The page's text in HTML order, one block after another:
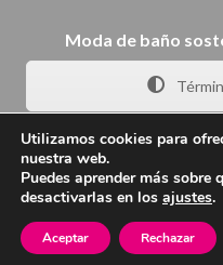
Moda de baño
Copyright © 2025
Utilizamos cookies para
nuestra web.
Puedes aprender más
desactivarlas en los ajustes.
Aceptar Rechazar